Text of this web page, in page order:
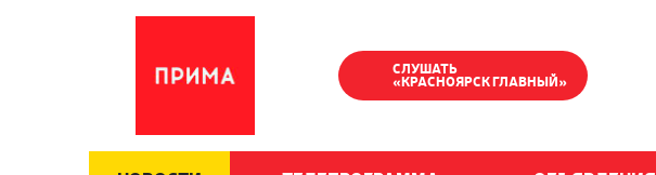
СЛУШАТЬ
«КРАСНОЯРСК ГЛАВНЫЙ»